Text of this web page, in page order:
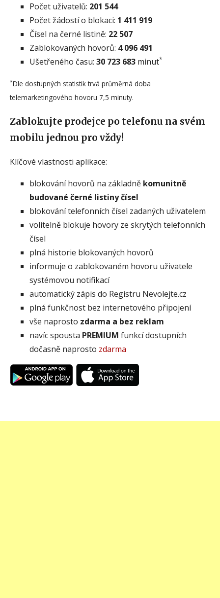
Počet uživatelů: 201 544
Počet žádostí o blokaci: 1 411 919
Čísel na černé listině: 22 507
Zablokovaných hovorů: 4 096 491
Ušetřeného času: 30 723 683 minut*
*Dle dostupných statistik trvá průměrná doba
telemarketingového hovoru 7,5 minuty.
Zablokujte prodejce po telefonu na svém
mobilu jednou pro vždy!
Klíčové vlastnosti aplikace:
blokování hovorů na základně komunitně
budované černé listiny čísel
blokování telefonních čísel zadaných uživatelem
volitelně blokuje hovory ze skrytých telefonních
čísel
plná historie blokovaných hovorů
informuje o zablokovaném hovoru uživatele
systémovou notifikací
automatický zápis do Registru Nevolejte.cz
plná funkčnost bez internetového připojení
vše naprosto zdarma a bez reklam
navíc spousta PREMIUM funkcí dostupních
dočasně naprosto zdarma